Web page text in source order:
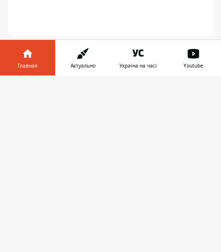
Главная Актуально Україна на часі Youtube